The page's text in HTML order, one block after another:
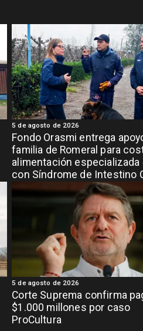
Fondo Orasmi entrega
familia de Romeral para
alimentación especializada
con Síndrome de Intestino
5 de agosto de 2026
Corte Suprema confirma
$1.000 millones por caso
ProCultura
5 de agosto de 2026